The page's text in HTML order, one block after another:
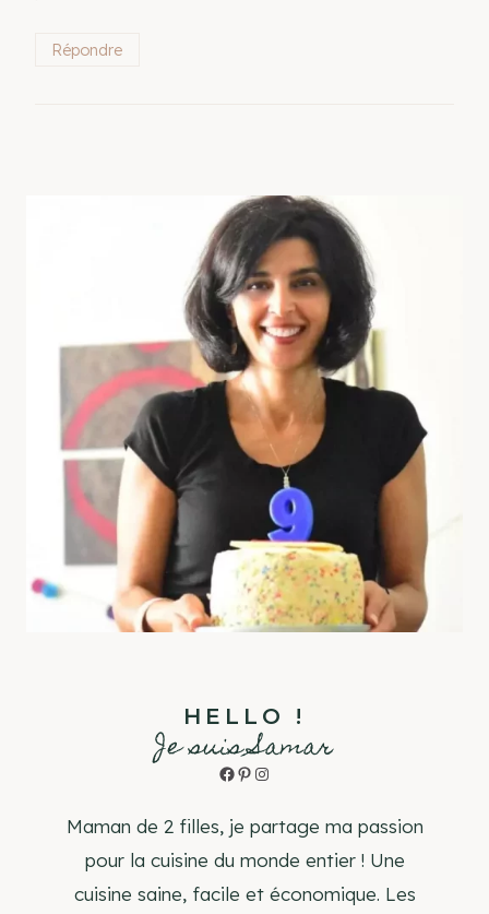
Répondre
HELLO !
Je suis Samar
Facebook
Pinterest
Instagram
Maman de 2 filles, je partage ma passion
pour la cuisine du monde entier ! Une
cuisine saine, facile et économique. Les